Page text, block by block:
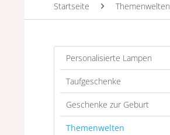
Startseite Themenwelten
Personalisierte Lampen
Taufgeschenke
Geschenke zur Geburt
Themenwelten